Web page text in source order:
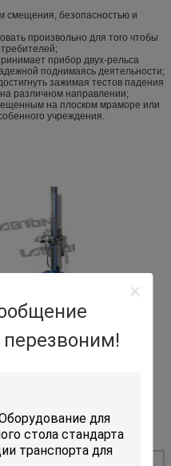
смещения, безопасностью и
произвольно для того чтобы
прибор двух-рельса
поднимаясь деятельности;
зажимая тестов падения
различном направлении;
на плоском мраморе или
учреждения.
для упакованных
ДТ200